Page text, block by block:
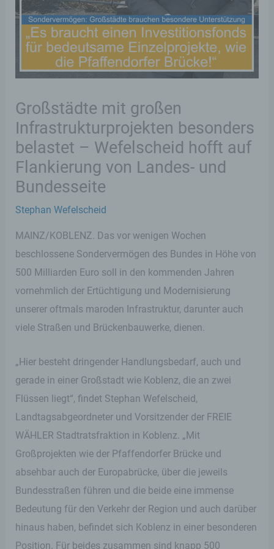
Großstädte mit großen
Infrastrukturprojekten besonders
belastet – Wefelscheid hofft auf
Flankierung von Landes- und
Bundesseite
Stephan Wefelscheid
MAINZ/KOBLENZ. Das vor wenigen Wochen
beschlossene Sondervermögen des Bundes in Höhe von
500 Milliarden Euro soll in den kommenden Jahren
vornehmlich der Ertüchtigung und Modernisierung
unserer oftmals maroden Infrastruktur, darunter auch
viele Straßen und Brückenbauwerke, dienen.
„Hier besteht dringender Handlungsbedarf, auch und
gerade in einer Großstadt wie Koblenz, die an zwei
Flüssen liegt“, findet Stephan Wefelscheid,
Landtagsabgeordneter und Vorsitzender der FREIE
WÄHLER Stadtratsfraktion in Koblenz. „Mit
Großprojekten wie der Pfaffendorfer Brücke und
absehbar auch der Europabrücke, über die jeweils
Bundesstraßen führen und die beide eine immense
Bedeutung für den Verkehr der Region und auch darüber
hinaus haben, befindet sich Koblenz in einer besonderen
Position. Für beides zusammen sind knapp 500